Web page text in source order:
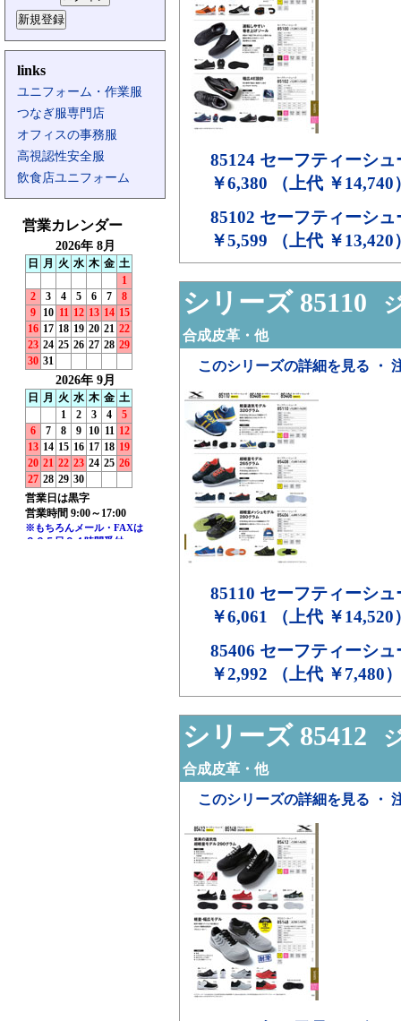
links
ユニフォーム・作業服
つなぎ服専門店
オフィスの事務服
高視認性安全服
飲食店ユニフォーム
85124 セーフティーシュ
￥6,380 （上代 ￥14,740
85102 セーフティーシュ
￥5,599 （上代 ￥13,420
シリーズ 85110
合成皮革・他
このシリーズの詳細を見る ・
85110 セーフティーシュ
￥6,061 （上代 ￥14,520
85406 セーフティーシュ
￥2,992 （上代 ￥7,480）
シリーズ 85412
合成皮革・他
このシリーズの詳細を見る ・